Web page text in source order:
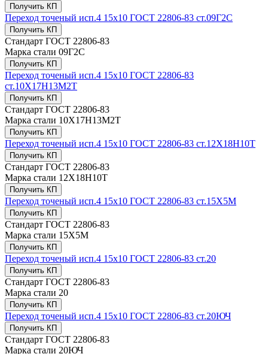
Получить КП
Переход точеный исп.4 15х10 ГОСТ 22806-83 ст.09Г2С
Получить КП
Стандарт ГОСТ 22806-83
Марка стали 09Г2С
Получить КП
Переход точеный исп.4 15х10 ГОСТ 22806-83
ст.10Х17Н13М2Т
Получить КП
Стандарт ГОСТ 22806-83
Марка стали 10Х17Н13М2Т
Получить КП
Переход точеный исп.4 15х10 ГОСТ 22806-83 ст.12Х18Н10Т
Получить КП
Стандарт ГОСТ 22806-83
Марка стали 12Х18Н10Т
Получить КП
Переход точеный исп.4 15х10 ГОСТ 22806-83 ст.15Х5М
Получить КП
Стандарт ГОСТ 22806-83
Марка стали 15Х5М
Получить КП
Переход точеный исп.4 15х10 ГОСТ 22806-83 ст.20
Получить КП
Стандарт ГОСТ 22806-83
Марка стали 20
Получить КП
Переход точеный исп.4 15х10 ГОСТ 22806-83 ст.20ЮЧ
Получить КП
Стандарт ГОСТ 22806-83
Марка стали 20ЮЧ